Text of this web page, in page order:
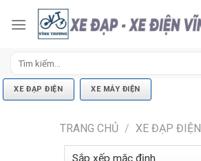
XE ĐẠP ĐIỆN XE MÁY ĐIỆN
TRANG CHỦ / XE ĐẠP ĐIỆN